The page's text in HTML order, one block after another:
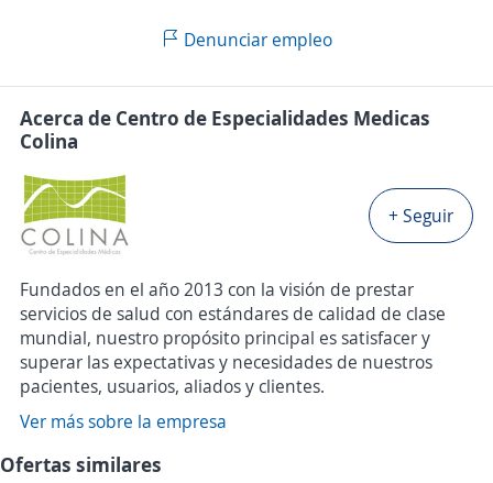
Denunciar empleo
Acerca de Centro de Especialidades Medicas
Colina
+ Seguir
Fundados en el año 2013 con la visión de prestar
servicios de salud con estándares de calidad de clase
mundial, nuestro propósito principal es satisfacer y
superar las expectativas y necesidades de nuestros
pacientes, usuarios, aliados y clientes.
Ver más sobre la empresa
Ofertas similares